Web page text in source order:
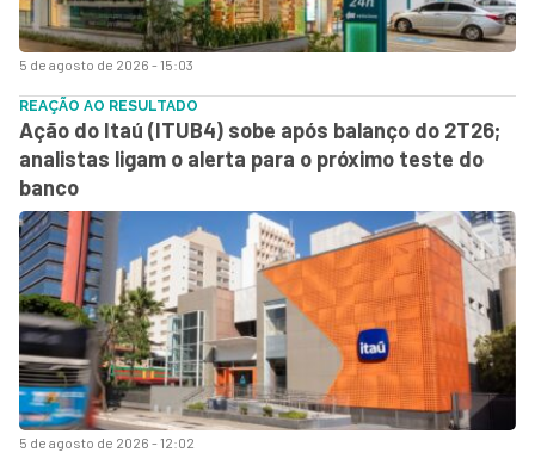
5 de agosto de 2026 - 15:03
5 de agosto de 2026 - 12:02
REAÇÃO AO RESULTADO
Ação do Itaú (ITUB4) sobe após balanço do 2T26;
analistas ligam o alerta para o próximo teste do
banco